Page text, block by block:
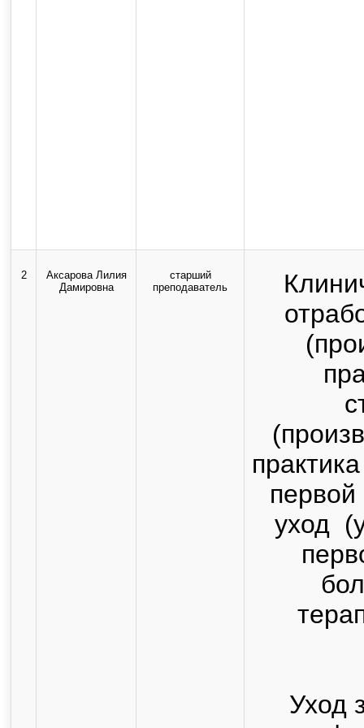
2
Аксарова Лилия
Дамировна
старший
преподаватель
уход
Уход